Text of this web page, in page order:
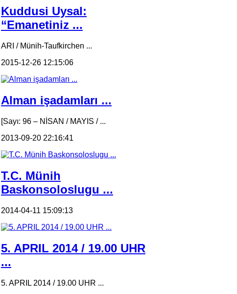
Kuddusi Uysal:
“Emanetiniz ...
ARI / Münih-Taufkirchen ...
2015-12-26 12:15:06
Alman işadamları ...
[Sayı: 96 – NİSAN / MAYIS / ...
2013-09-20 22:16:41
T.C. Münih
Baskonsoloslugu ...
2014-04-11 15:09:13
5. APRIL 2014 / 19.00 UHR
...
5. APRIL 2014 / 19.00 UHR ...